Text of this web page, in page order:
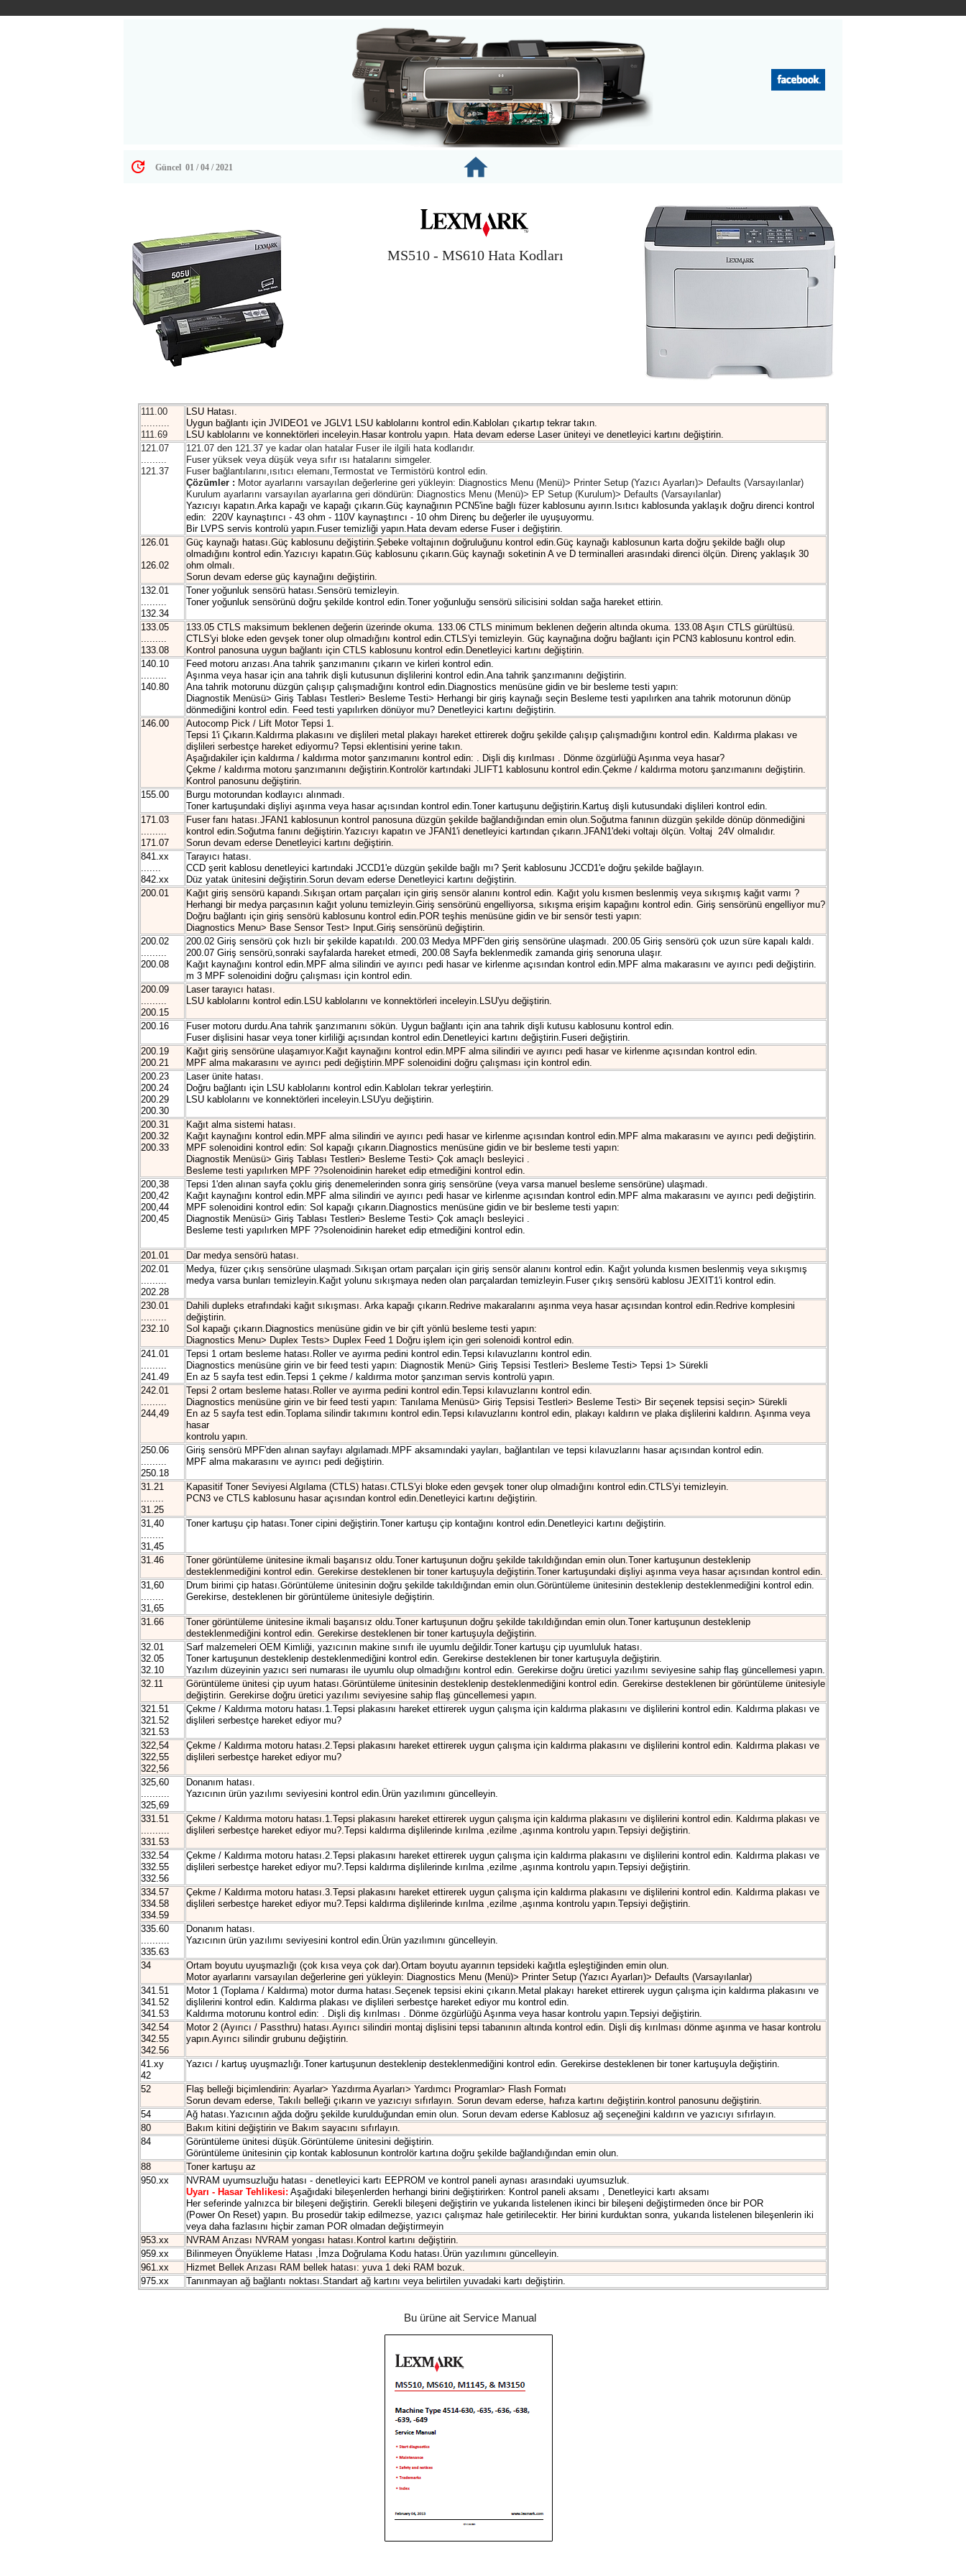
MS510 - MS610 Hata Kodları
111.00
..........
111.69
LSU Hatası.
Uygun bağlantı için JVIDEO1 ve JGLV1 LSU kablolarını kontrol edin.Kabloları çıkartıp tekrar takın.
LSU kablolarını ve konnektörleri inceleyin.Hasar kontrolu yapın. Hata devam ederse Laser üniteyi ve denetleyici kartını değiştirin.
121.07
.........
121.37
121.07 den 121.37 ye kadar olan hatalar Fuser ile ilgili hata kodlarıdır.
Fuser yüksek veya düşük veya sıfır ısı hatalarını simgeler.
Fuser bağlantılarını,ısıtıcı elemanı,Termostat ve Termistörü kontrol edin.
Çözümler : Motor ayarlarını varsayılan değerlerine geri yükleyin: Diagnostics Menu (Menü)> Printer Setup (Yazıcı Ayarları)> Defaults (Varsayılanlar)
Kurulum ayarlarını varsayılan ayarlarına geri döndürün: Diagnostics Menu (Menü)> EP Setup (Kurulum)> Defaults (Varsayılanlar)
Yazıcıyı kapatın.Arka kapağı ve kapağı çıkarın.Güç kaynağının PCN5'ine bağlı füzer kablosunu ayırın.Isıtıcı kablosunda yaklaşık doğru direnci kontrol
edin: 220V kaynaştırıcı - 43 ohm - 110V kaynaştırıcı - 10 ohm Direnç bu değerler ile uyuşuyormu.
Bir LVPS servis kontrolü yapın.Fuser temizliği yapın.Hata devam ederse Fuser i değiştirin.
126.01
126.02
Güç kaynağı hatası.Güç kablosunu değiştirin.Şebeke voltajının doğruluğunu kontrol edin.Güç kaynağı kablosunun karta doğru şekilde bağlı olup
olmadığını kontrol edin.Yazıcıyı kapatın.Güç kablosunu çıkarın.Güç kaynağı soketinin A ve D terminalleri arasındaki direnci ölçün. Direnç yaklaşık 30
ohm olmalı.
Sorun devam ederse güç kaynağını değiştirin.
132.01
.........
132.34
Toner yoğunluk sensörü hatası.Sensörü temizleyin.
Toner yoğunluk sensörünü doğru şekilde kontrol edin.Toner yoğunluğu sensörü silicisini soldan sağa hareket ettirin.
133.05
.........
133.08
133.05 CTLS maksimum beklenen değerin üzerinde okuma. 133.06 CTLS minimum beklenen değerin altında okuma. 133.08 Aşırı CTLS gürültüsü.
CTLS'yi bloke eden gevşek toner olup olmadığını kontrol edin.CTLS'yi temizleyin. Güç kaynağına doğru bağlantı için PCN3 kablosunu kontrol edin.
Kontrol panosuna uygun bağlantı için CTLS kablosunu kontrol edin.Denetleyici kartını değiştirin.
140.10
.........
140.80
Feed motoru arızası.Ana tahrik şanzımanını çıkarın ve kirleri kontrol edin.
Aşınma veya hasar için ana tahrik dişli kutusunun dişlilerini kontrol edin.Ana tahrik şanzımanını değiştirin.
Ana tahrik motorunu düzgün çalışıp çalışmadığını kontrol edin.Diagnostics menüsüne gidin ve bir besleme testi yapın:
Diagnostik Menüsü> Giriş Tablası Testleri> Besleme Testi> Herhangi bir giriş kaynağı seçin Besleme testi yapılırken ana tahrik motorunun dönüp
dönmediğini kontrol edin. Feed testi yapılırken dönüyor mu? Denetleyici kartını değiştirin.
146.00
Autocomp Pick / Lift Motor Tepsi 1.
Tepsi 1'i Çıkarın.Kaldırma plakasını ve dişlileri metal plakayı hareket ettirerek doğru şekilde çalışıp çalışmadığını kontrol edin. Kaldırma plakası ve
dişlileri serbestçe hareket ediyormu? Tepsi eklentisini yerine takın.
Aşağıdakiler için kaldırma / kaldırma motor şanzımanını kontrol edin: . Dişli diş kırılması . Dönme özgürlüğü Aşınma veya hasar?
Çekme / kaldırma motoru şanzımanını değiştirin.Kontrolör kartındaki JLIFT1 kablosunu kontrol edin.Çekme / kaldırma motoru şanzımanını değiştirin.
Kontrol panosunu değiştirin.
155.00
Burgu motorundan kodlayıcı alınmadı.
Toner kartuşundaki dişliyi aşınma veya hasar açısından kontrol edin.Toner kartuşunu değiştirin.Kartuş dişli kutusundaki dişlileri kontrol edin.
171.03
.........
171.07
Fuser fanı hatası.JFAN1 kablosunun kontrol panosuna düzgün şekilde bağlandığından emin olun.Soğutma fanının düzgün şekilde dönüp dönmediğini
kontrol edin.Soğutma fanını değiştirin.Yazıcıyı kapatın ve JFAN1'i denetleyici kartından çıkarın.JFAN1'deki voltajı ölçün. Voltaj 24V olmalıdır.
Sorun devam ederse Denetleyici kartını değiştirin.
841.xx
.......
842.xx
Tarayıcı hatası.
CCD şerit kablosu denetleyici kartındaki JCCD1'e düzgün şekilde bağlı mı? Şerit kablosunu JCCD1'e doğru şekilde bağlayın.
Düz yatak ünitesini değiştirin.Sorun devam ederse Denetleyici kartını değiştirin.
200.01
Kağıt giriş sensörü kapandı.Sıkışan ortam parçaları için giriş sensör alanını kontrol edin. Kağıt yolu kısmen beslenmiş veya sıkışmış kağıt varmı ?
Herhangi bir medya parçasının kağıt yolunu temizleyin.Giriş sensörünü engelliyorsa, sıkışma erişim kapağını kontrol edin. Giriş sensörünü engelliyor mu?
Doğru bağlantı için giriş sensörü kablosunu kontrol edin.POR teşhis menüsüne gidin ve bir sensör testi yapın:
Diagnostics Menu> Base Sensor Test> Input.Giriş sensörünü değiştirin.
200.02
.........
200.08
200.02 Giriş sensörü çok hızlı bir şekilde kapatıldı. 200.03 Medya MPF'den giriş sensörüne ulaşmadı. 200.05 Giriş sensörü çok uzun süre kapalı kaldı.
200.07 Giriş sensörü,sonraki sayfalarda hareket etmedi, 200.08 Sayfa beklenmedik zamanda giriş senoruna ulaşır.
Kağıt kaynağını kontrol edin.MPF alma silindiri ve ayırıcı pedi hasar ve kirlenme açısından kontrol edin.MPF alma makarasını ve ayırıcı pedi değiştirin.
m 3 MPF solenoidini doğru çalışması için kontrol edin.
200.09
.........
200.15
Laser tarayıcı hatası.
LSU kablolarını kontrol edin.LSU kablolarını ve konnektörleri inceleyin.LSU'yu değiştirin.
200.16
Fuser motoru durdu.Ana tahrik şanzımanını sökün. Uygun bağlantı için ana tahrik dişli kutusu kablosunu kontrol edin.
Fuser dişlisini hasar veya toner kirliliği açısından kontrol edin.Denetleyici kartını değiştirin.Fuseri değiştirin.
200.19
200.21
Kağıt giriş sensörüne ulaşamıyor.Kağıt kaynağını kontrol edin.MPF alma silindiri ve ayırıcı pedi hasar ve kirlenme açısından kontrol edin.
MPF alma makarasını ve ayırıcı pedi değiştirin.MPF solenoidini doğru çalışması için kontrol edin.
200.23
200.24
200.29
200.30
Laser ünite hatası.
Doğru bağlantı için LSU kablolarını kontrol edin.Kabloları tekrar yerleştirin.
LSU kablolarını ve konnektörleri inceleyin.LSU'yu değiştirin.
200.31
200.32
200.33
Kağıt alma sistemi hatası.
Kağıt kaynağını kontrol edin.MPF alma silindiri ve ayırıcı pedi hasar ve kirlenme açısından kontrol edin.MPF alma makarasını ve ayırıcı pedi değiştirin.
MPF solenoidini kontrol edin: Sol kapağı çıkarın.Diagnostics menüsüne gidin ve bir besleme testi yapın:
Diagnostik Menüsü> Giriş Tablası Testleri> Besleme Testi> Çok amaçlı besleyici .
Besleme testi yapılırken MPF ??solenoidinin hareket edip etmediğini kontrol edin.
200,38
200,42
200,44
200,45
Tepsi 1'den alınan sayfa çoklu giriş denemelerinden sonra giriş sensörüne (veya varsa manuel besleme sensörüne) ulaşmadı.
Kağıt kaynağını kontrol edin.MPF alma silindiri ve ayırıcı pedi hasar ve kirlenme açısından kontrol edin.MPF alma makarasını ve ayırıcı pedi değiştirin.
MPF solenoidini kontrol edin: Sol kapağı çıkarın.Diagnostics menüsüne gidin ve bir besleme testi yapın:
Diagnostik Menüsü> Giriş Tablası Testleri> Besleme Testi> Çok amaçlı besleyici .
Besleme testi yapılırken MPF ??solenoidinin hareket edip etmediğini kontrol edin.
201.01
Dar medya sensörü hatası.
202.01
.........
202.28
Medya, füzer çıkış sensörüne ulaşmadı.Sıkışan ortam parçaları için giriş sensör alanını kontrol edin. Kağıt yolunda kısmen beslenmiş veya sıkışmış
medya varsa bunları temizleyin.Kağıt yolunu sıkışmaya neden olan parçalardan temizleyin.Fuser çıkış sensörü kablosu JEXIT1'i kontrol edin.
230.01
.........
232.10
Dahili dupleks etrafındaki kağıt sıkışması. Arka kapağı çıkarın.Redrive makaralarını aşınma veya hasar açısından kontrol edin.Redrive komplesini
değiştirin.
Sol kapağı çıkarın.Diagnostics menüsüne gidin ve bir çift yönlü besleme testi yapın:
Diagnostics Menu> Duplex Tests> Duplex Feed 1 Doğru işlem için geri solenoidi kontrol edin.
241.01
.........
241.49
Tepsi 1 ortam besleme hatası.Roller ve ayırma pedini kontrol edin.Tepsi kılavuzlarını kontrol edin.
Diagnostics menüsüne girin ve bir feed testi yapın: Diagnostik Menü> Giriş Tepsisi Testleri> Besleme Testi> Tepsi 1> Sürekli
En az 5 sayfa test edin.Tepsi 1 çekme / kaldırma motor şanzıman servis kontrolü yapın.
242.01
.........
244,49
Tepsi 2 ortam besleme hatası.Roller ve ayırma pedini kontrol edin.Tepsi kılavuzlarını kontrol edin.
Diagnostics menüsüne girin ve bir feed testi yapın: Tanılama Menüsü> Giriş Tepsisi Testleri> Besleme Testi> Bir seçenek tepsisi seçin> Sürekli
En az 5 sayfa test edin.Toplama silindir takımını kontrol edin.Tepsi kılavuzlarını kontrol edin, plakayı kaldırın ve plaka dişlilerini kaldırın. Aşınma veya
hasar
kontrolu yapın.
250.06
.........
250.18
Giriş sensörü MPF'den alınan sayfayı algılamadı.MPF aksamındaki yayları, bağlantıları ve tepsi kılavuzlarını hasar açısından kontrol edin.
MPF alma makarasını ve ayırıcı pedi değiştirin.
31.21
........
31.25
Kapasitif Toner Seviyesi Algılama (CTLS) hatası.CTLS'yi bloke eden gevşek toner olup olmadığını kontrol edin.CTLS'yi temizleyin.
PCN3 ve CTLS kablosunu hasar açısından kontrol edin.Denetleyici kartını değiştirin.
31,40
........
31,45
Toner kartuşu çip hatası.Toner cipini değiştirin.Toner kartuşu çip kontağını kontrol edin.Denetleyici kartını değiştirin.
31.46
Toner görüntüleme ünitesine ikmali başarısız oldu.Toner kartuşunun doğru şekilde takıldığından emin olun.Toner kartuşunun desteklenip
desteklenmediğini kontrol edin. Gerekirse desteklenen bir toner kartuşuyla değiştirin.Toner kartuşundaki dişliyi aşınma veya hasar açısından kontrol edin.
31,60
........
31,65
Drum birimi çip hatası.Görüntüleme ünitesinin doğru şekilde takıldığından emin olun.Görüntüleme ünitesinin desteklenip desteklenmediğini kontrol edin.
Gerekirse, desteklenen bir görüntüleme ünitesiyle değiştirin.
31.66
Toner görüntüleme ünitesine ikmali başarısız oldu.Toner kartuşunun doğru şekilde takıldığından emin olun.Toner kartuşunun desteklenip
desteklenmediğini kontrol edin. Gerekirse desteklenen bir toner kartuşuyla değiştirin.
32.01
32.05
32.10
Sarf malzemeleri OEM Kimliği, yazıcının makine sınıfı ile uyumlu değildir.Toner kartuşu çip uyumluluk hatası.
Toner kartuşunun desteklenip desteklenmediğini kontrol edin. Gerekirse desteklenen bir toner kartuşuyla değiştirin.
Yazılım düzeyinin yazıcı seri numarası ile uyumlu olup olmadığını kontrol edin. Gerekirse doğru üretici yazılımı seviyesine sahip flaş güncellemesi yapın.
32.11
Görüntüleme ünitesi çip uyum hatası.Görüntüleme ünitesinin desteklenip desteklenmediğini kontrol edin. Gerekirse desteklenen bir görüntüleme ünitesiyle
değiştirin. Gerekirse doğru üretici yazılımı seviyesine sahip flaş güncellemesi yapın.
321.51
321.52
321.53
Çekme / Kaldırma motoru hatası.1.Tepsi plakasını hareket ettirerek uygun çalışma için kaldırma plakasını ve dişlilerini kontrol edin. Kaldırma plakası ve
dişlileri serbestçe hareket ediyor mu?
322,54
322,55
322,56
Çekme / Kaldırma motoru hatası.2.Tepsi plakasını hareket ettirerek uygun çalışma için kaldırma plakasını ve dişlilerini kontrol edin. Kaldırma plakası ve
dişlileri serbestçe hareket ediyor mu?
325,60
..........
325,69
Donanım hatası.
Yazıcının ürün yazılımı seviyesini kontrol edin.Ürün yazılımını güncelleyin.
331.51
..........
331.53
Çekme / Kaldırma motoru hatası.1.Tepsi plakasını hareket ettirerek uygun çalışma için kaldırma plakasını ve dişlilerini kontrol edin. Kaldırma plakası ve
dişlileri serbestçe hareket ediyor mu?.Tepsi kaldırma dişlilerinde kırılma ,ezilme ,aşınma kontrolu yapın.Tepsiyi değiştirin.
332.54
332.55
332.56
Çekme / Kaldırma motoru hatası.2.Tepsi plakasını hareket ettirerek uygun çalışma için kaldırma plakasını ve dişlilerini kontrol edin. Kaldırma plakası ve
dişlileri serbestçe hareket ediyor mu?.Tepsi kaldırma dişlilerinde kırılma ,ezilme ,aşınma kontrolu yapın.Tepsiyi değiştirin.
334.57
334.58
334.59
Çekme / Kaldırma motoru hatası.3.Tepsi plakasını hareket ettirerek uygun çalışma için kaldırma plakasını ve dişlilerini kontrol edin. Kaldırma plakası ve
dişlileri serbestçe hareket ediyor mu?.Tepsi kaldırma dişlilerinde kırılma ,ezilme ,aşınma kontrolu yapın.Tepsiyi değiştirin.
335.60
..........
335.63
Donanım hatası.
Yazıcının ürün yazılımı seviyesini kontrol edin.Ürün yazılımını güncelleyin.
34
Ortam boyutu uyuşmazlığı (çok kısa veya çok dar).Ortam boyutu ayarının tepsideki kağıtla eşleştiğinden emin olun.
Motor ayarlarını varsayılan değerlerine geri yükleyin: Diagnostics Menu (Menü)> Printer Setup (Yazıcı Ayarları)> Defaults (Varsayılanlar)
341.51
341.52
341.53
Motor 1 (Toplama / Kaldırma) motor durma hatası.Seçenek tepsisi ekini çıkarın.Metal plakayı hareket ettirerek uygun çalışma için kaldırma plakasını ve
dişlilerini kontrol edin. Kaldırma plakası ve dişlileri serbestçe hareket ediyor mu kontrol edin.
Kaldırma motorunu kontrol edin: . Dişli diş kırılması . Dönme özgürlüğü Aşınma veya hasar kontrolu yapın.Tepsiyi değiştirin.
342.54
342.55
342.56
Motor 2 (Ayırıcı / Passthru) hatası.Ayırıcı silindiri montaj dişlisini tepsi tabanının altında kontrol edin. Dişli diş kırılması dönme aşınma ve hasar kontrolu
yapın.Ayırıcı silindir grubunu değiştirin.
41.xy
42
Yazıcı / kartuş uyuşmazlığı.Toner kartuşunun desteklenip desteklenmediğini kontrol edin. Gerekirse desteklenen bir toner kartuşuyla değiştirin.
52
Flaş belleği biçimlendirin: Ayarlar> Yazdırma Ayarları> Yardımcı Programlar> Flash Formatı
Sorun devam ederse, Takılı belleği çıkarın ve yazıcıyı sıfırlayın. Sorun devam ederse, hafıza kartını değiştirin.kontrol panosunu değiştirin.
54
Ağ hatası.Yazıcının ağda doğru şekilde kurulduğundan emin olun. Sorun devam ederse Kablosuz ağ seçeneğini kaldırın ve yazıcıyı sıfırlayın.
80
Bakım kitini değiştirin ve Bakım sayacını sıfırlayın.
84
Görüntüleme ünitesi düşük.Görüntüleme ünitesini değiştirin.
Görüntüleme ünitesinin çip kontak kablosunun kontrolör kartına doğru şekilde bağlandığından emin olun.
88
Toner kartuşu az
950.xx
NVRAM uyumsuzluğu hatası - denetleyici kartı EEPROM ve kontrol paneli aynası arasındaki uyumsuzluk.
Uyarı - Hasar Tehlikesi: Aşağıdaki bileşenlerden herhangi birini değiştirirken: Kontrol paneli aksamı , Denetleyici kartı aksamı
Her seferinde yalnızca bir bileşeni değiştirin. Gerekli bileşeni değiştirin ve yukarıda listelenen ikinci bir bileşeni değiştirmeden önce bir POR
(Power On Reset) yapın. Bu prosedür takip edilmezse, yazıcı çalışmaz hale getirilecektir. Her birini kurduktan sonra, yukarıda listelenen bileşenlerin iki
veya daha fazlasını hiçbir zaman POR olmadan değiştirmeyin
953.xx
NVRAM Arızası NVRAM yongası hatası.Kontrol kartını değiştirin.
959.xx
Bilinmeyen Önyükleme Hatası ,İmza Doğrulama Kodu hatası.Ürün yazılımını güncelleyin.
961.xx
Hizmet Bellek Arızası RAM bellek hatası: yuva 1 deki RAM bozuk.
975.xx
Tanınmayan ağ bağlantı noktası.Standart ağ kartını veya belirtilen yuvadaki kartı değiştirin.
Bu ürüne ait Service Manual

 Güncel 01 / 04 / 2021